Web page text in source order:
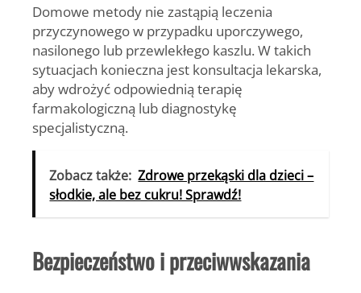
Domowe metody nie zastąpią leczenia
przyczynowego w przypadku uporczywego,
nasilonego lub przewlekłego kaszlu. W takich
sytuacjach konieczna jest konsultacja lekarska,
aby wdrożyć odpowiednią terapię
farmakologiczną lub diagnostykę
specjalistyczną.
Zobacz także: Zdrowe przekąski dla dzieci –
słodkie, ale bez cukru! Sprawdź!
Bezpieczeństwo i przeciwwskazania